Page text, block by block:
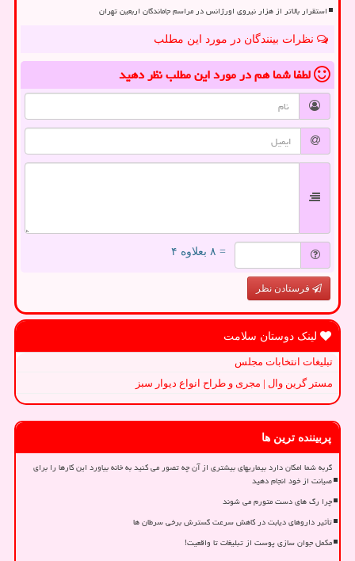
استقرار بالاتر از هزار نیروی اورژانس در مراسم جاماندگان اربعین تهران
نظرات بینندگان در مورد این مطلب
لطفا شما همدر مورد این مطلبنظر دهید
= ۸ بعلاوه ۴
فرستادن نظر
لینک دوستان سلامت
تبلیغات انتخابات مجلس
مستر گرین وال | مجری و طراح انواع دیوار سبز
پربیننده ترین ها
گربه شما امکان دارد بیماریهای بیشتری از آن چه تصور می کنید به خانه بیاورد این کارها را برای
صیانت از خود انجام دهید
چرا رگ های دست متورم می شوند
تأثیر داروهای دیابت در کاهش سرعت گسترش برخی سرطان ها
مکمل جوان سازی پوست از تبلیغات تا واقعیت!